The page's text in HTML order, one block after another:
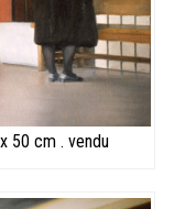
50 cm . vendu